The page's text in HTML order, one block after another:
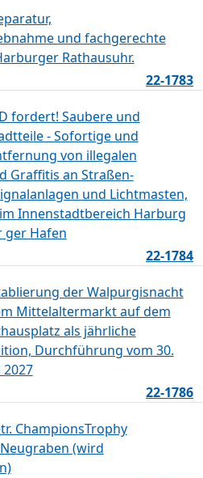
und fachgerechte
Rathausuhr.
22-1783
fordert! Saubere und
- Sofortige und
von illegalen
Graffitis an Straßen-
und Lichtmasten,
Innenstadtbereich Harburg
ger Hafen
22-1784
der Walpurgisnacht
Mittelaltermarkt auf dem
als jährliche
Durchführung vom 30.
22-1786
ChampionsTrophy
(wird